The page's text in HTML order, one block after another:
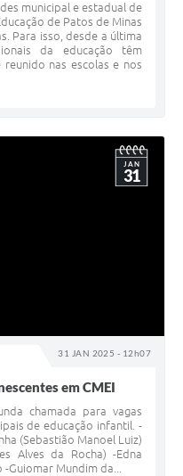
municipal e estadual de
de Patos de Minas
Para isso, desde a última
da educação têm
nas escolas e nos
31 JAN 2025 - 12h07
JAN
31
em CMEI
chamada para vagas
de educação infantil. -
(Sebastião Manoel Luiz)
Alves da Rocha) -Edna
Guiomar Mundim da...